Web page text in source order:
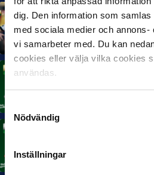
dig. Den information som
med sociala medier och annons-
vi samarbeter med. Du kan
cookies eller välja vilka cookies
användas.
Samtyckesval
Nödvändig
Inställningar
MÅNADENS SPELARE
Dubbla